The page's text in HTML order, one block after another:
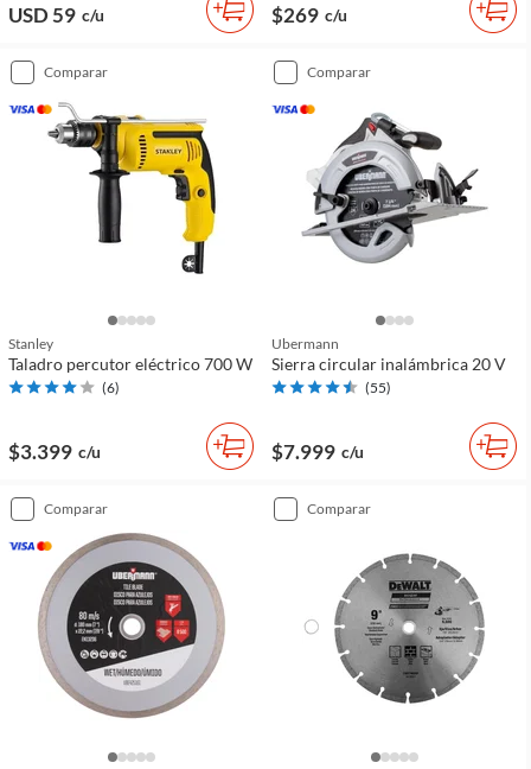
USD 59 c/u $269 c/u
comparar
Stanley
Taladro percutor eléctrico 700 W
(6)
$3.399 c/u
comparar
Ubermann
Sierra circular inalámbrica 20 V
(55)
$7.999 c/u
comparar comparar